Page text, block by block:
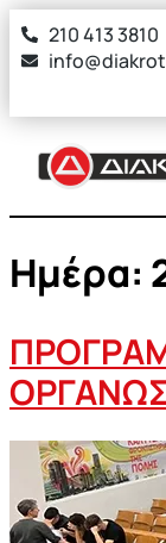
στο
περιεχόμενο
210 413 3810
Ημέρα: